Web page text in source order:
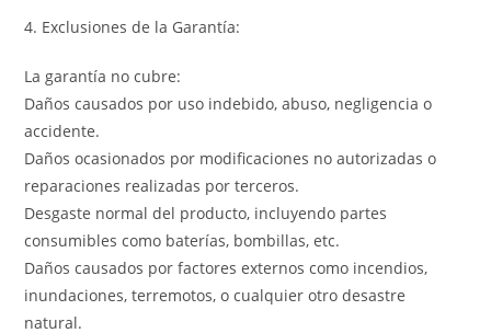
4. Exclusiones de la Garantía:
La garantía no cubre:
Daños causados por uso indebido, abuso, negligencia o
accidente.
Daños ocasionados por modificaciones no autorizadas o
reparaciones realizadas por terceros.
Desgaste normal del producto, incluyendo partes
consumibles como baterías, bombillas, etc.
Daños causados por factores externos como incendios,
inundaciones, terremotos, o cualquier otro desastre
natural.